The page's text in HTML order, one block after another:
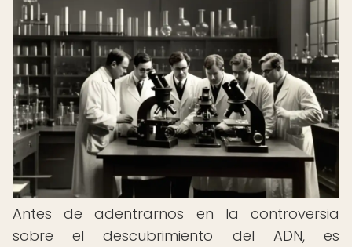
Antes de adentrarnos en la controversia
sobre el descubrimiento del ADN, es